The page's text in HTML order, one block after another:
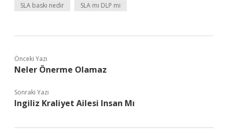
SLA baskı nedir SLA mı DLP mi
Önceki Yazı
Neler Önerme Olamaz
Sonraki Yazı
Ingiliz Kraliyet Ailesi Insan Mı